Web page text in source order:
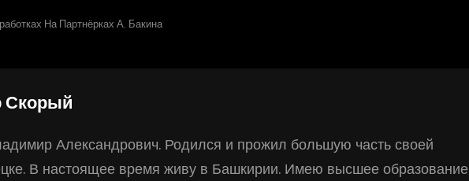
На Партнёрках А. Бакина
Скорый
Александрович. Родился и прожил большую часть своей
В настоящее время живу в Башкирии. Имею высшее образование